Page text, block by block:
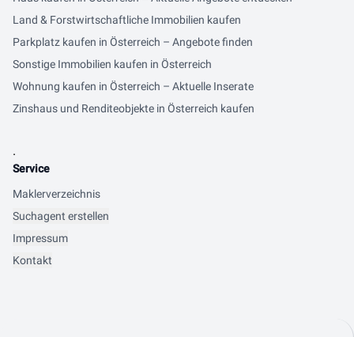
Land & Forstwirtschaftliche Immobilien kaufen
Parkplatz kaufen in Österreich – Angebote finden
Sonstige Immobilien kaufen in Österreich
Wohnung kaufen in Österreich – Aktuelle Inserate
Zinshaus und Renditeobjekte in Österreich kaufen
.
Service
Maklerverzeichnis
Suchagent erstellen
Impressum
Kontakt